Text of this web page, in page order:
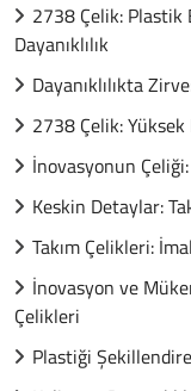
2738 Çelik:
Dayanıklılık
Dayanıklılıkta
2738 Çelik:
İnovasyonun
Keskin Detaylar:
Takım Çelikleri:
İnovasyon ve
Çelikleri
Plastiği